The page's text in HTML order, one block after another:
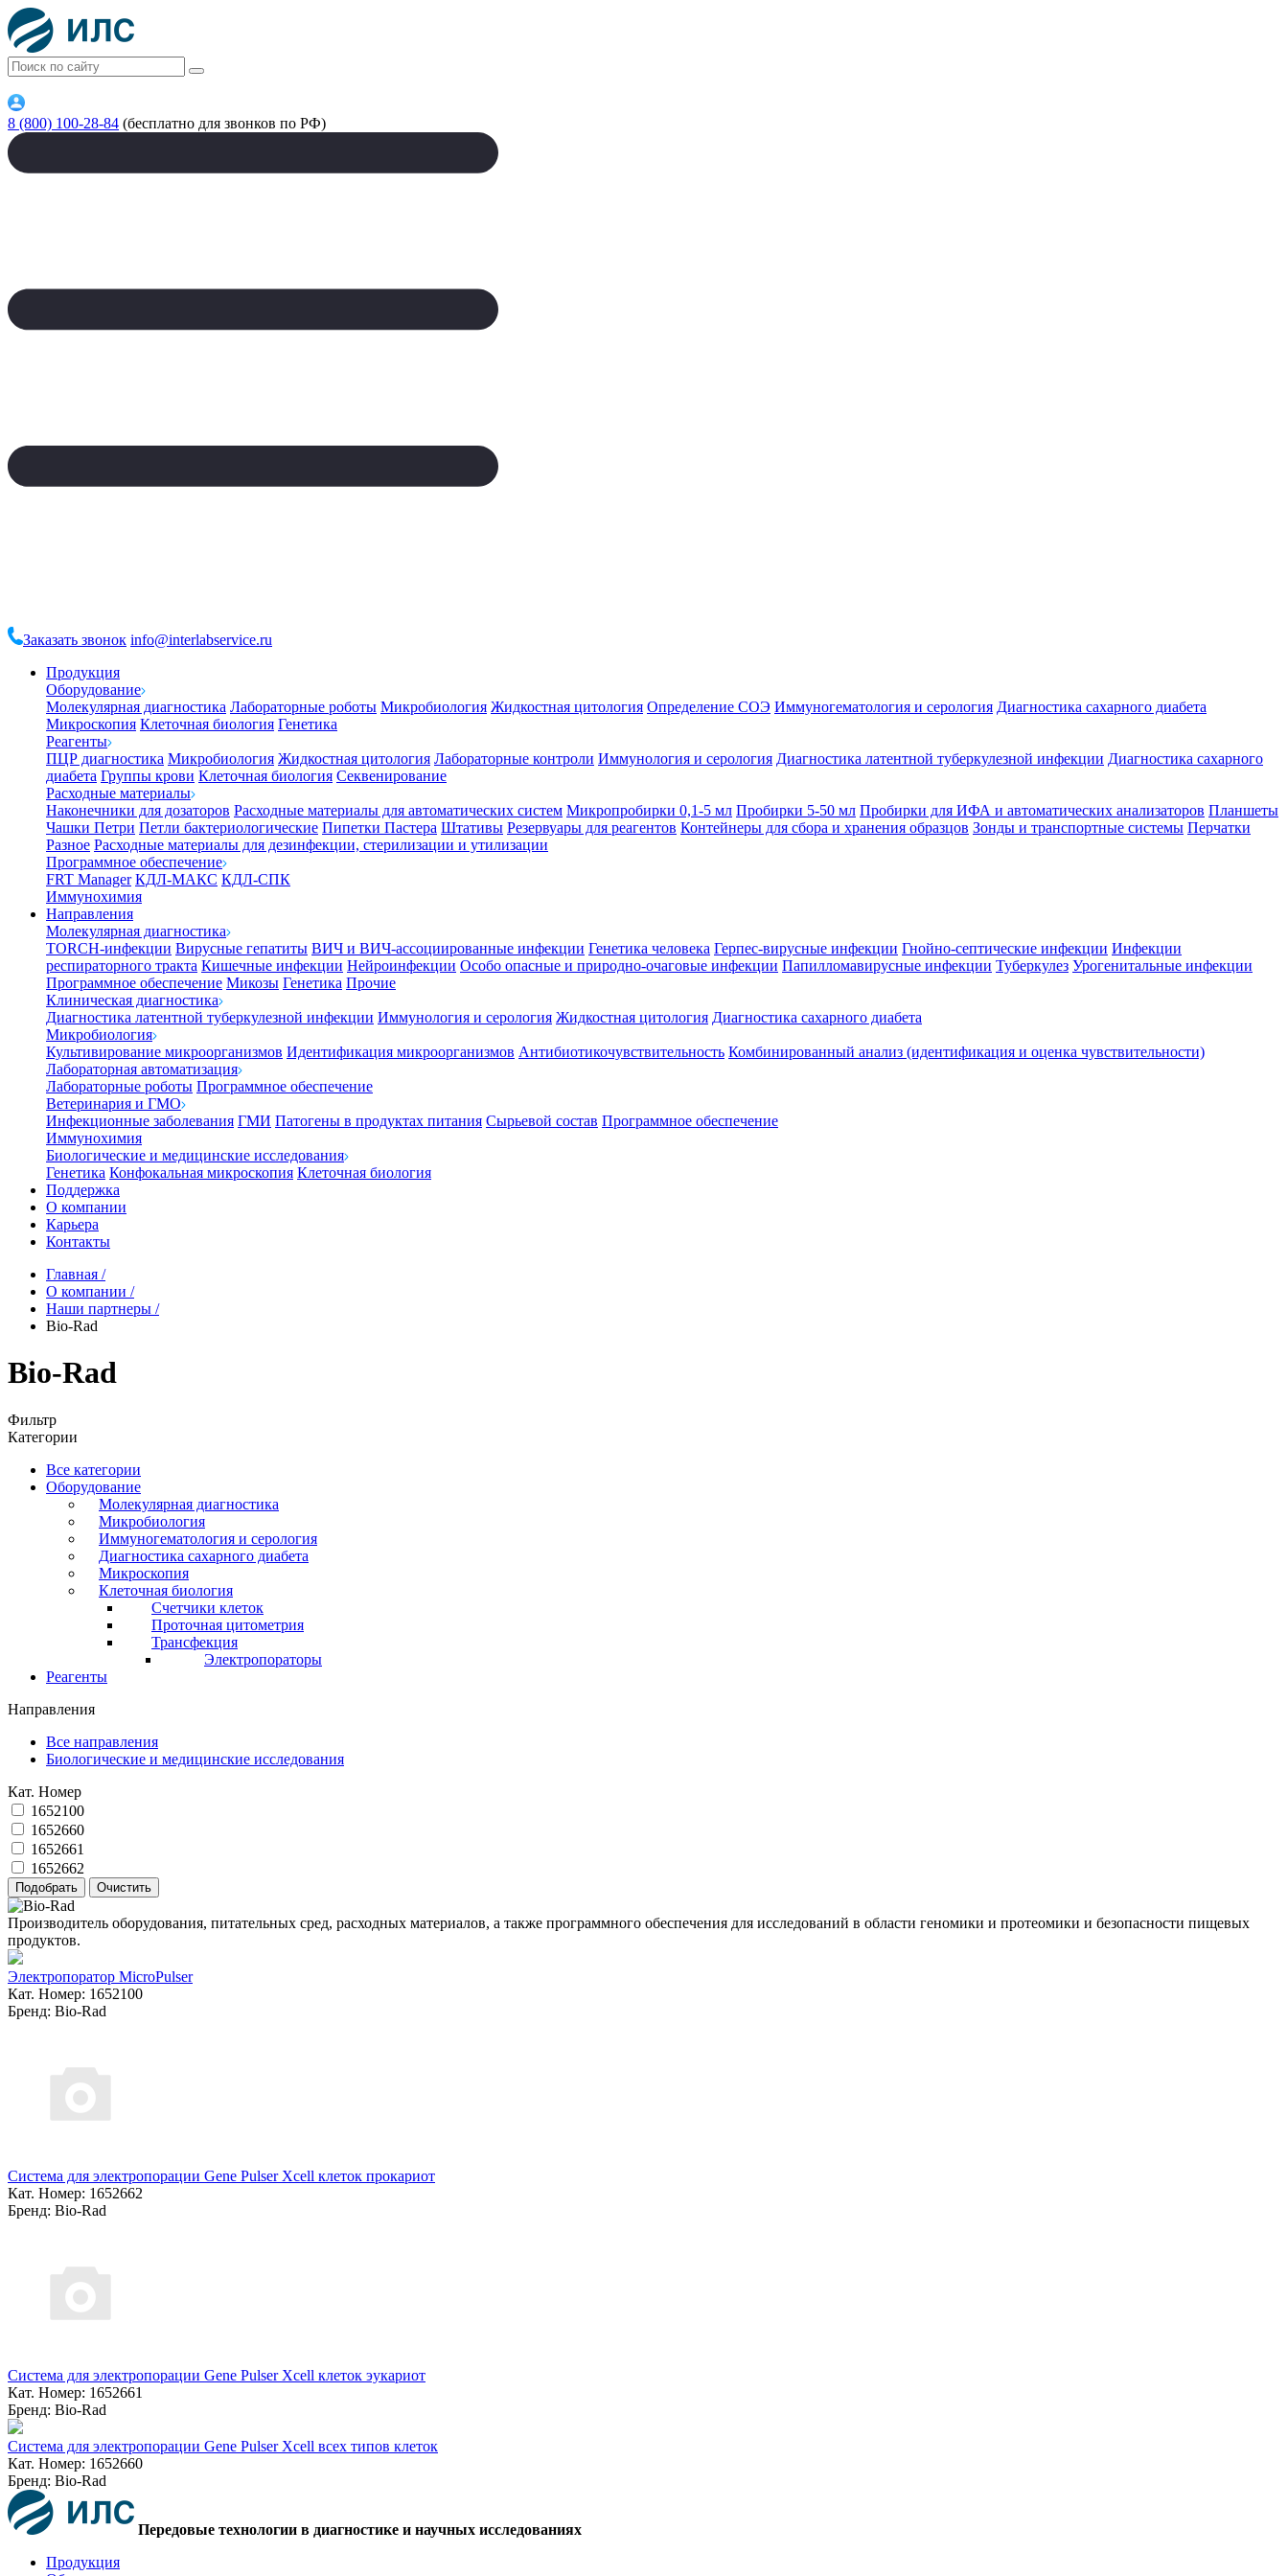
8 (800) 100-28-84 (бесплатно для звонков по РФ)
Заказать звонок info@interlabservice.ru
Продукция
Оборудование
Молекулярная диагностика Лабораторные роботы Микробиология Жидкостная цитология Определение СОЭ Иммуногематология и серология Диагностика сахарного диабета
Микроскопия Клеточная биология Генетика
Реагенты
ПЦР диагностика Микробиология Жидкостная цитология Лабораторные контроли Иммунология и серология Диагностика латентной туберкулезной инфекции Диагностика сахарного
диабета Группы крови Клеточная биология Секвенирование
Расходные материалы
Наконечники для дозаторов Расходные материалы для автоматических систем Микропробирки 0,1-5 мл Пробирки 5-50 мл Пробирки для ИФА и автоматических анализаторов Планшеты
Чашки Петри Петли бактериологические Пипетки Пастера Штативы Резервуары для реагентов Контейнеры для сбора и хранения образцов Зонды и транспортные системы Перчатки
Разное Расходные материалы для дезинфекции, стерилизации и утилизации
Программное обеспечение
FRT Manager КДЛ-МАКС КДЛ-СПК
Иммунохимия
Направления
Молекулярная диагностика
TORCH-инфекции Вирусные гепатиты ВИЧ и ВИЧ-ассоциированные инфекции Генетика человека Герпес-вирусные инфекции Гнойно-септические инфекции Инфекции
респираторного тракта Кишечные инфекции Нейроинфекции Особо опасные и природно-очаговые инфекции Папилломавирусные инфекции Туберкулез Урогенитальные инфекции
Программное обеспечение Микозы Генетика Прочие
Клиническая диагностика
Диагностика латентной туберкулезной инфекции Иммунология и серология Жидкостная цитология Диагностика сахарного диабета
Микробиология
Культивирование микроорганизмов Идентификация микроорганизмов Антибиотикочувствительность Комбинированный анализ (идентификация и оценка чувствительности)
Лабораторная автоматизация
Лабораторные роботы Программное обеспечение
Ветеринария и ГМО
Инфекционные заболевания ГМИ Патогены в продуктах питания Сырьевой состав Программное обеспечение
Иммунохимия
Биологические и медицинские исследования
Генетика Конфокальная микроскопия Клеточная биология
Поддержка
О компании
Карьера
Контакты
Главная /
О компании /
Наши партнеры /
Bio-Rad
Bio-Rad
Фильтр
Категории
Все категории
Оборудование
Молекулярная диагностика
Микробиология
Иммуногематология и серология
Диагностика сахарного диабета
Микроскопия
Клеточная биология
Счетчики клеток
Проточная цитометрия
Трансфекция
Электропораторы
Реагенты
Направления
Все направления
Биологические и медицинские исследования
Кат. Номер
1652100
1652660
1652661
1652662
Производитель оборудования, питательных сред, расходных материалов, а также программного обеспечения для исследований в области геномики и протеомики и безопасности пищевых
продуктов.
Электропоратор MicroPulser
Кат. Номер: 1652100
Бренд: Bio-Rad
Система для электропорации Gene Pulser Xcell клеток прокариот
Кат. Номер: 1652662
Бренд: Bio-Rad
Система для электропорации Gene Pulser Xcell клеток эукариот
Кат. Номер: 1652661
Бренд: Bio-Rad
Система для электропорации Gene Pulser Xcell всех типов клеток
Кат. Номер: 1652660
Бренд: Bio-Rad
Передовые технологии в диагностике и научных исследованиях
Продукция